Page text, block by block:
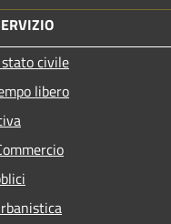
civile
libero